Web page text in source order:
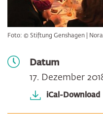
Foto: © Stiftung Genshagen | Nora
Datum
17. Dezember
iCal-Download